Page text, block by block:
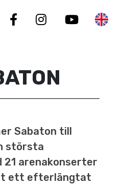
your saved
Facebook
Instagram
Sabaton till
största
21 arenakonserter
ett efterlängtat